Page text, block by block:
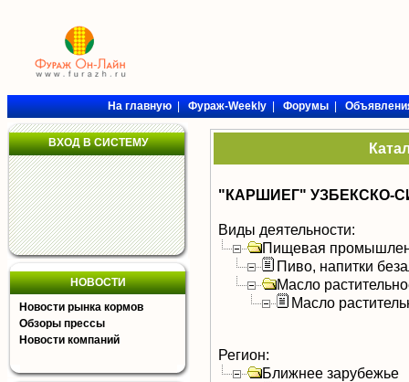
На главную|Фураж-Weekly|Форумы|
ВХОД В СИСТЕМУ
НОВОСТИ
Новости рынка кормов
Обзоры прессы
Новости компаний
"КАРШИЕГ" УЗБЕКСКО-
Виды деятельности:
Пищевая
Пиво, напитки
Масло
Масло
Регион:
Ближнее зарубежье